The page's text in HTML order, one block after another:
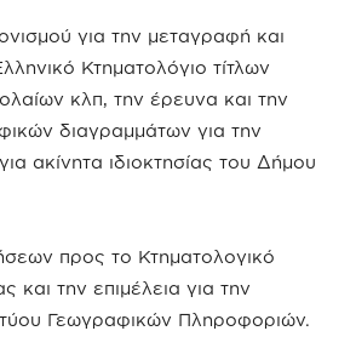
για την μεταγραφή και
Κτηματολόγιο τίτλων
κλπ, την έρευνα και την
διαγραμμάτων για την
ακίνητα ιδιοκτησίας του Δήμου
προς το Κτηματολογικό
και την επιμέλεια για την
Γεωγραφικών Πληροφοριών.